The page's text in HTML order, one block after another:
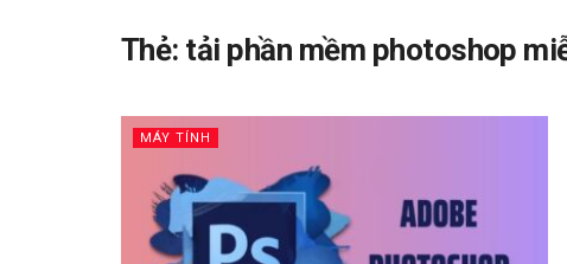
Thẻ: tải phần mềm photoshop
MÁY TÍNH